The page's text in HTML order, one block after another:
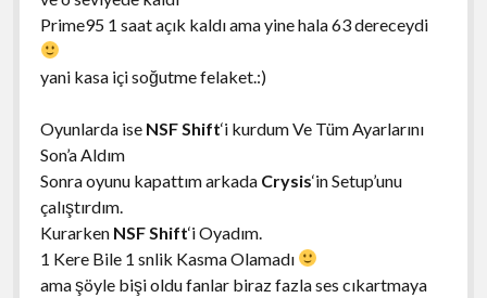
Prime95 1 saat açık kaldı ama yine hala 63 dereceydi
yani kasa içi soğutme felaket.:)
Oyunlarda ise NSF Shift‘i kurdum Ve Tüm Ayarlarını
Son’a Aldım
Sonra oyunu kapattım arkada Crysis‘in Setup’unu
çalıştırdım.
Kurarken NSF Shift‘i Oyadım.
1 Kere Bile 1 snlik Kasma Olamadı
ama şöyle bişi oldu fanlar biraz fazla ses cıkartmaya